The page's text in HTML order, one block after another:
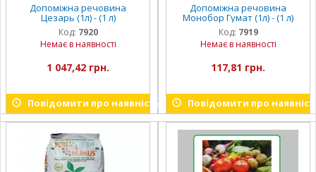
Допоміжна речовина
Цезарь (1л) - (1 л)
Код: 7920
Немає в наявності
1 047,42 грн.
Повідомити про наявність
Допоміжна речовина
Монобор Гумат (1л) - (1 л)
Код: 7919
Немає в наявності
117,81 грн.
Повідомити про